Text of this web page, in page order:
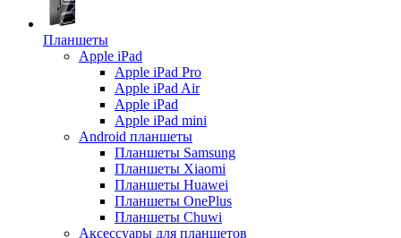
Планшеты
Apple iPad
Apple iPad Pro
Apple iPad Air
Apple iPad
Apple iPad mini
Android планшеты
Планшеты Samsung
Планшеты Xiaomi
Планшеты Huawei
Планшеты OnePlus
Планшеты Chuwi
Аксессуары для планшетов